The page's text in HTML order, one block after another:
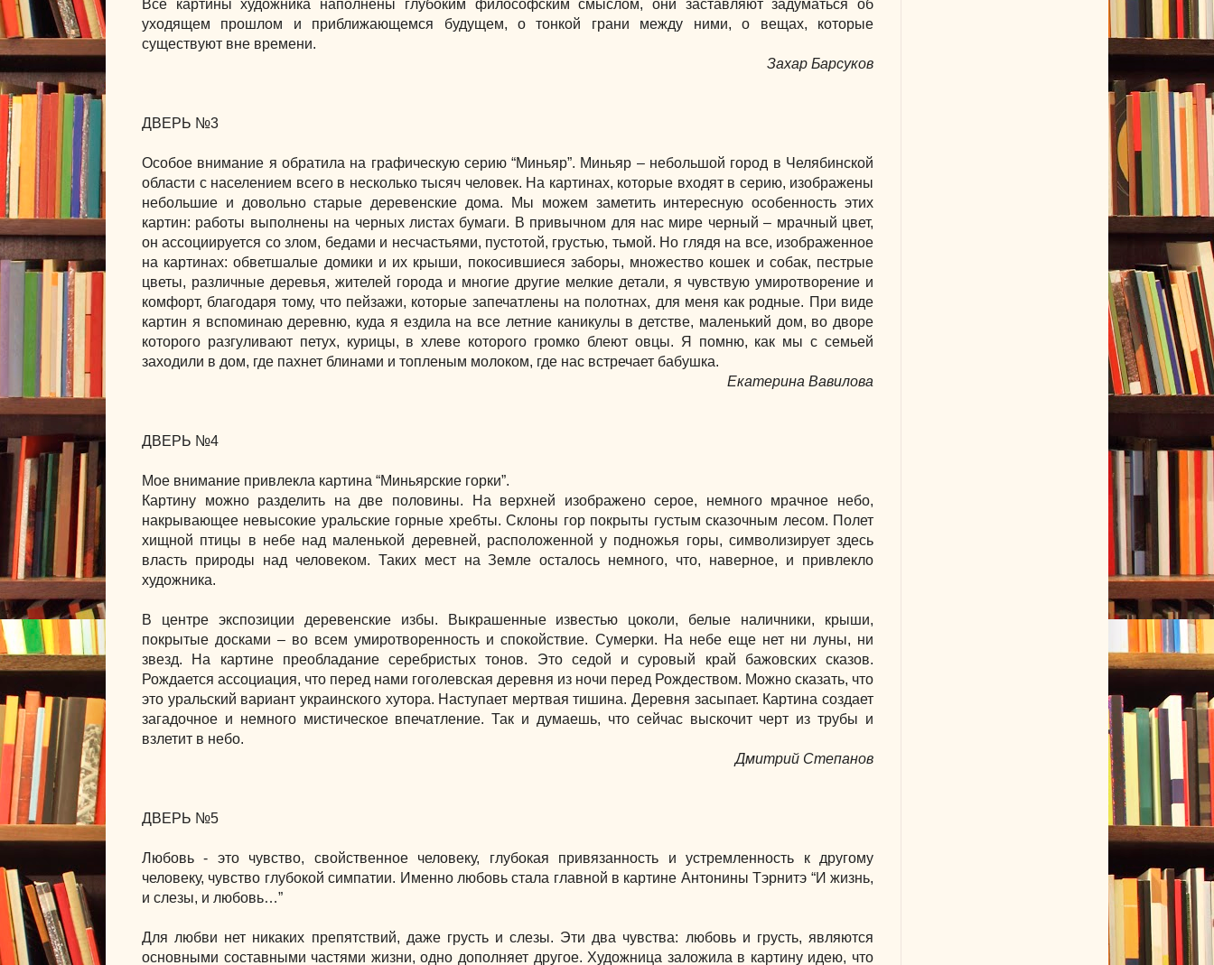
Все картины художника наполнены глубоким философским смыслом, они заставляют задуматься об
уходящем прошлом и приближающемся будущем, о тонкой грани между ними, о вещах, которые
существуют вне времени.
Захар Барсуков
ДВЕРЬ №3
Особое внимание я обратила на графическую серию “Миньяр”. Миньяр – небольшой город в Челябинской
области с населением всего в несколько тысяч человек. На картинах, которые входят в серию, изображены
небольшие и довольно старые деревенские дома. Мы можем заметить интересную особенность этих
картин: работы выполнены на черных листах бумаги. В привычном для нас мире черный – мрачный цвет,
он ассоциируется со злом, бедами и несчастьями, пустотой, грустью, тьмой. Но глядя на все, изображенное
на картинах: обветшалые домики и их крыши, покосившиеся заборы, множество кошек и собак, пестрые
цветы, различные деревья, жителей города и многие другие мелкие детали, я чувствую умиротворение и
комфорт, благодаря тому, что пейзажи, которые запечатлены на полотнах, для меня как родные. При виде
картин я вспоминаю деревню, куда я ездила на все летние каникулы в детстве, маленький дом, во дворе
которого разгуливают петух, курицы, в хлеве которого громко блеют овцы. Я помню, как мы с семьей
заходили в дом, где пахнет блинами и топленым молоком, где нас встречает бабушка.
Екатерина Вавилова
ДВЕРЬ №4
Мое внимание привлекла картина “Миньярские горки”.
Картину можно разделить на две половины. На верхней изображено серое, немного мрачное небо,
накрывающее невысокие уральские горные хребты. Склоны гор покрыты густым сказочным лесом. Полет
хищной птицы в небе над маленькой деревней, расположенной у подножья горы, символизирует здесь
власть природы над человеком. Таких мест на Земле осталось немного, что, наверное, и привлекло
художника.
В центре экспозиции деревенские избы. Выкрашенные известью цоколи, белые наличники, крыши,
покрытые досками – во всем умиротворенность и спокойствие. Сумерки. На небе еще нет ни луны, ни
звезд. На картине преобладание серебристых тонов. Это седой и суровый край бажовских сказов.
Рождается ассоциация, что перед нами гоголевская деревня из ночи перед Рождеством. Можно сказать, что
это уральский вариант украинского хутора. Наступает мертвая тишина. Деревня засыпает. Картина создает
загадочное и немного мистическое впечатление. Так и думаешь, что сейчас выскочит черт из трубы и
взлетит в небо.
Дмитрий Степанов
ДВЕРЬ №5
Любовь - это чувство, свойственное человеку, глубокая привязанность и устремленность к другому
человеку, чувство глубокой симпатии. Именно любовь стала главной в картине Антонины Тэрнитэ “И жизнь,
и слезы, и любовь…”
Для любви нет никаких препятствий, даже грусть и слезы. Эти два чувства: любовь и грусть, являются
основными составными частями жизни, одно дополняет другое. Художница заложила в картину идею, что